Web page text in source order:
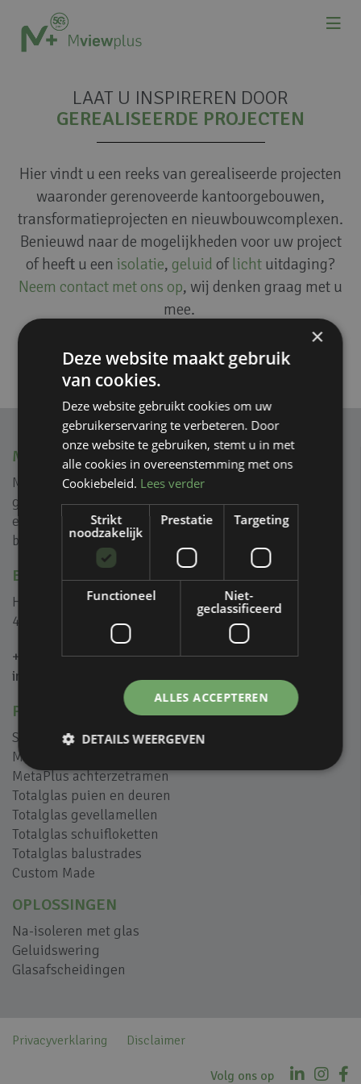
LAAT U INSPIREREN DOOR
GEREALISEERDE PROJECTEN
Hier vindt u een reeks van gerealiseerde projecten
waaronder gerenoveerde kantoorgebouwen,
transformatieprojecten en nieuwbouwcomplexen.
Benieuwd naar de mogelijkheden voor uw project
of heeft u een isolatie, geluid oflicht uitdaging?
Neem contact met ons op, wij denken graag met u
mee.
MVIEW+
Mview+ is gespecialiseerd in rank geprofileerde
glasoplossingen voor (na) isolatie, reductie van geluid
en creëren van ongeïsoleerde glazen puien voor zowel
binnen als buiten.
BEL OF MAIL ONS
Het Eek 5B
4004 LM Tiel
+31 (0)344 446 000
info@mviewplus.nl
PRODUCTEN
SilentAir geluidsschermen
M-view balkonbeglazing
MetaPlus achterzetramen
Totalglas puien en deuren
Totalglas gevellamellen
Totalglas schuifloketten
Totalglas balustrades
Custom Made
OPLOSSINGEN
Na-isoleren met glas
Geluidswering
Glasafscheidingen
Privacyverklaring Disclaimer
Volg ons op
×
Deze website maakt gebruik
van cookies.
Deze website gebruikt cookies om uw
gebruikerservaring te verbeteren. Door
onze website te gebruiken, stemt u in met
alle cookies in overeenstemming met ons
Cookiebeleid. Lees verder
Strikt
noodzakelijk
Prestatie Targeting
Functioneel
Niet-
geclassificeerd
ALLES ACCEPTEREN
DETAILS WEERGEVEN